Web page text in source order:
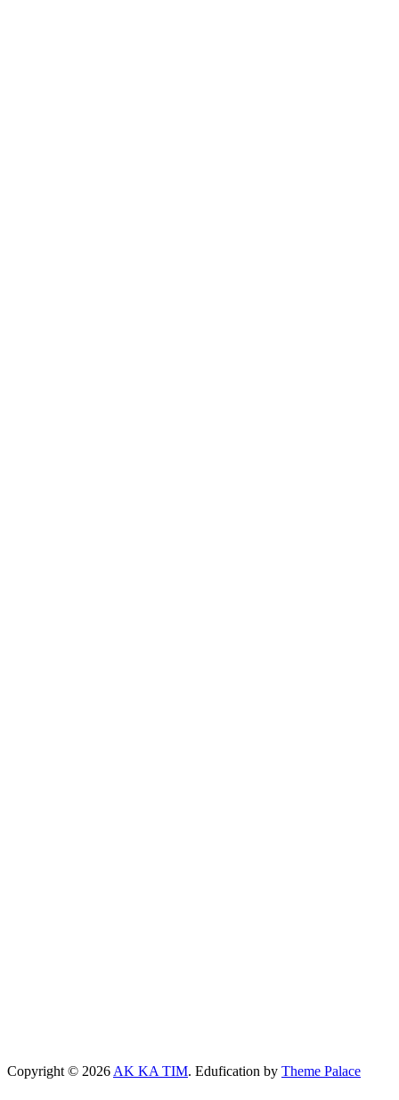
Copyright © 2026 AK KA TIM. Edufication by Theme Palace